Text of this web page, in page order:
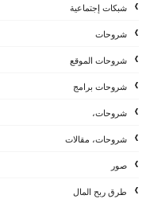
شبكات إجتماعية
شروحات
شروحات الموقع
شروحات برامج
شروحات،
شروحات، مقالات
صور
طرق ربح المال